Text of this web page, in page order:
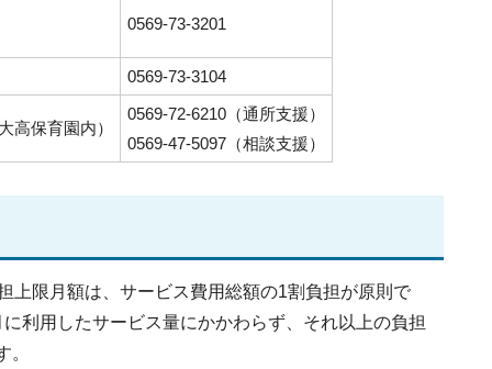
0569-73-3201
0569-73-3104
高保育園内）
0569-72-6210（通所支援）
0569-47-5097（相談支援）
上限月額は、サービス費用総額の1割負担が原則で
利用したサービス量にかかわらず、それ以上の負担